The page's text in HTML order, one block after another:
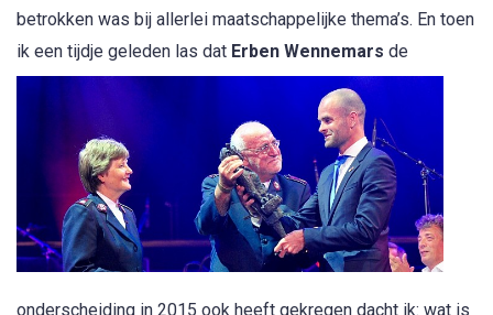
betrokken was bij allerlei maatschappelijke thema’s. En toen
ik een tijdje geleden las dat Erben Wennemars de
onderscheiding in 2015 ook heeft gekregen dacht ik: wat is